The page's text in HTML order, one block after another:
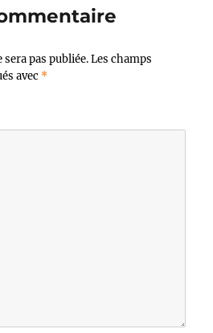
pas publiée. Les champs
avec *